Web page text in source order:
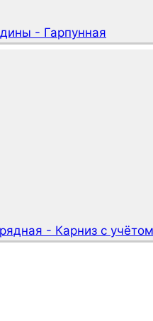
- Гарпунная
- Карниз с